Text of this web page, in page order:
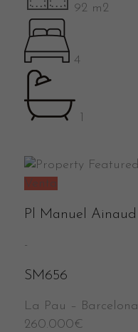
92 m2
4
1
Venta
Pl Manuel Ainaud
-
SM656
La Pau – Barcelona
260.000€